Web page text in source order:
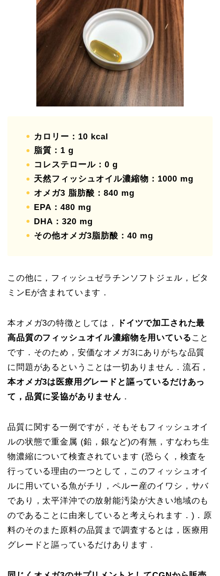
カロリー：10 kcal
脂質：1 g
コレステロール：0 g
天然フィッシュオイル濃縮物：1000 mg
オメガ3 脂肪酸：840 mg
EPA：480 mg
DHA：320 mg
その他オメガ3脂肪酸：40 mg
この他に，フィッシュゼラチンソフトジェル，ビタ
ミンEが含まれています．
本オメガ3の特徴としては，
ドイツで加工された最
高品質のフィッシュオイル濃縮物を用いている こと
です．そのため，安価なオメガ3にありがちな品質
に問題があるということは一切ありません．流石，
本オメガ3は医療用グレードと謳っているだけあっ
て，品質に妥協がありません ．
品質に関する一例ですが，そもそもフィッシュオイ
ルの状態で重金属 (鉛，銀など)の有無，すなわち生
物濃縮について検査されています (恐らく，検査を
行っている理由の一つとして，このフィッシュオイ
ルに用いている魚がチリ，ペルー産のイワシ，サバ
であり，太平洋沖での放射能汚染が大きい地域のも
のであることに由来していると考えられます．)．原
料のそのまた原料の品質まで調査するとは，医療用
グレードと謳っているだけあります．